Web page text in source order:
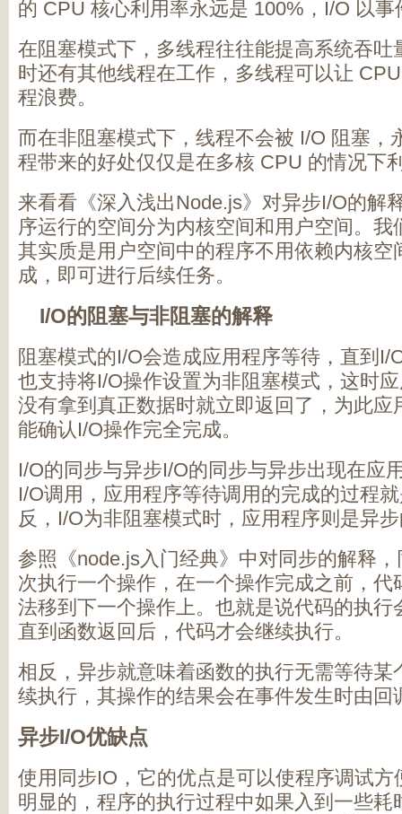
的 CPU 核心利用率永远是 100%，I/O 以
在阻塞模式下，多线程往往能提高系统吞吐
时还有其他线程在工作，多线程可以让
程浪费。
而在非阻塞模式下，线程不会被 I/O 阻塞，
程带来的好处仅仅是在多核 CPU 的情况下
来看看《深入浅出Node.js》对异步I/O的解
序运行的空间分为内核空间和用户空间。
其实质是用户空间中的程序不用依赖内核空
成，即可进行后续任务。
I/O的阻塞与非阻塞的解释
阻塞模式的I/O会造成应用程序等待，直到I/
也支持将I/O操作设置为非阻塞模式，这时
没有拿到真正数据时就立即返回了，为此应
能确认I/O操作完全完成。
I/O的同步与异步I/O的同步与异步出现在应
I/O调用，应用程序等待调用的完成的过程
反，I/O为非阻塞模式时，应用程序则是异
参照《node.js入门经典》中对同步的解释
次执行一个操作，在一个操作完成之前，代
法移到下一个操作上。也就是说代码的执行
直到函数返回后，代码才会继续执行。
相反，异步就意味着函数的执行无需等待某
续执行，其操作的结果会在事件发生时由回
异步I/O优缺点
使用同步IO，它的优点是可以使程序调试
明显的，程序的执行过程中如果入到一些耗